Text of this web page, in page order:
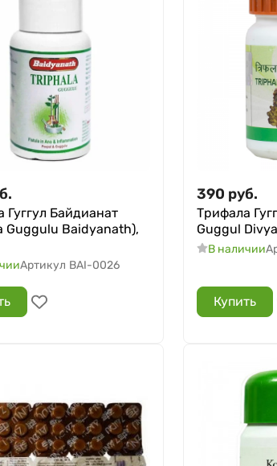
Гуггул Байдианат
Guggulu Baidyanath),
Артикул BAI-0026
390 руб.
Трифала
Guggul
В наличии
Купить